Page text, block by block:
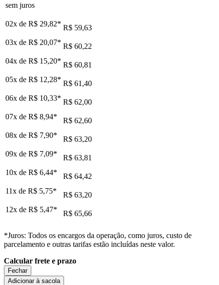
sem juros
02x de R$ 29,82* R$ 59,63
03x de R$ 20,07* R$ 60,22
04x de R$ 15,20* R$ 60,81
05x de R$ 12,28* R$ 61,40
06x de R$ 10,33* R$ 62,00
07x de R$ 8,94*
R$ 62,60
08x de R$ 7,90*
R$ 63,20
09x de R$ 7,09*
R$ 63,81
10x de R$ 6,44*
R$ 64,42
11x de R$ 5,75*
R$ 63,20
12x de R$ 5,47* R$ 65,66
*Juros: Todos os encargos da operação, como juros, custo de
parcelamento e outras tarifas estão incluídas neste valor.
Calcular frete e prazo
Fechar
Adicionar à sacola